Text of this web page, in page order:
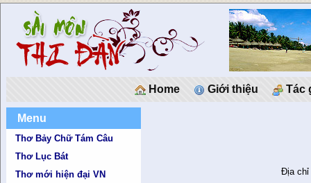
Home Giới thiệu Tác
Menu
Thơ Bảy Chữ Tám Câu
Thơ Lục Bát
Thơ mới hiện đại VN
Địa chỉ